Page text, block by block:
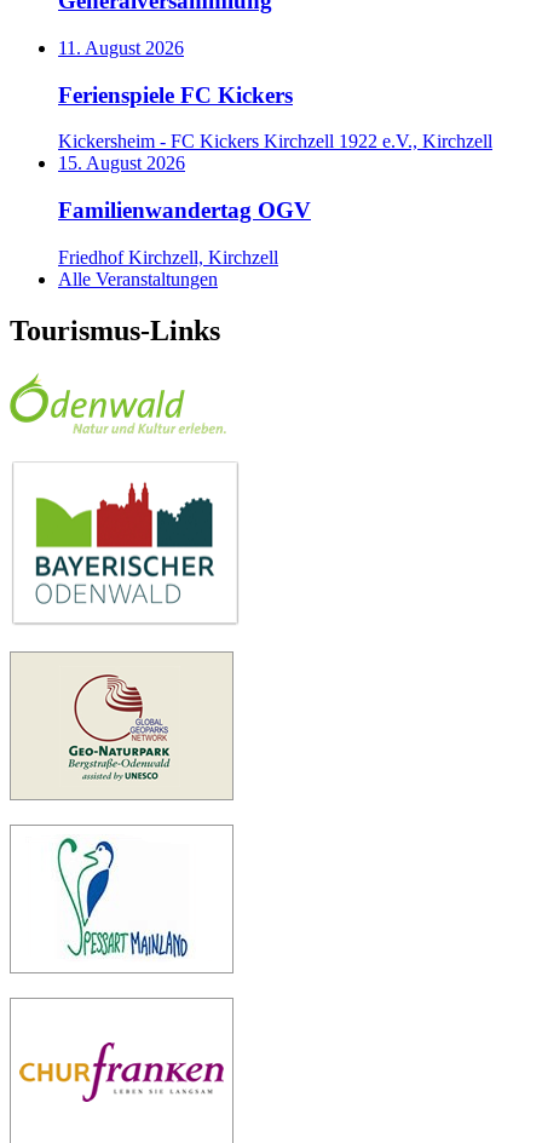
11. August 2026
Ferienspiele FC Kickers
Kickersheim - FC Kickers Kirchzell 1922 e.V., Kirchzell
15. August 2026
Familienwandertag OGV
Friedhof Kirchzell, Kirchzell
Alle Veranstaltungen
Tourismus-Links